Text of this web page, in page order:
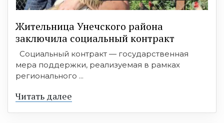
Жительница Унечского района
заключила социальный контракт
Социальный контракт — государственная
мера поддержки, реализуемая в рамках
регионального ...
Читать далее